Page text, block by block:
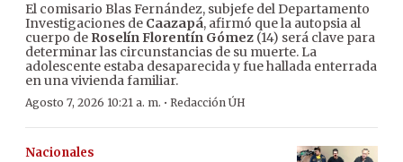
El comisario Blas Fernández, subjefe del Departamento
Investigaciones de Caazapá, afirmó que la autopsia al
cuerpo de Roselín Florentín Gómez (14) será clave para
determinar las circunstancias de su muerte. La
adolescente estaba desaparecida y fue hallada enterrada
en una vivienda familiar.
Agosto 7, 2026 10:21 a. m. · Redacción ÚH
Nacionales